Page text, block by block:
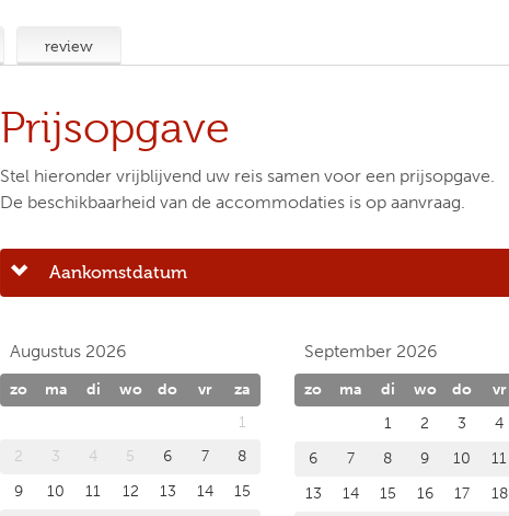
review
Prijsopgave
Stel hieronder vrijblijvend uw reis samen voor een prijsopgave.
De beschikbaarheid van de accommodaties is op aanvraag.
Aankomstdatum
Augustus 2026
zo ma di wo do vr
za
1
2
3 4 5 6 7
8
9
10 11 12 13 14
15
September 2026
zo ma di wo do vr
1
2 3 4
6
7 8 9 10 11
13
14 15 16 17 18